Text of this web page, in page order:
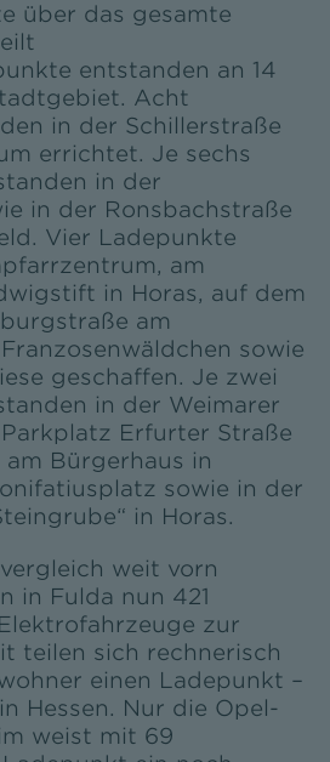
über das gesamte
entstanden an 14
Acht
in der Schillerstraße
errichtet. Je sechs
in der
in der Ronsbachstraße
Vier Ladepunkte
am
in Horas, auf dem
am
sowie
geschaffen. Je zwei
in der Weimarer
Erfurter Straße
Bürgerhaus in
sowie in der
in Horas.
weit vorn
in Fulda nun 421
zur
teilen sich rechnerisch
einen Ladepunkt –
Hessen. Nur die Opel-
weist mit 69